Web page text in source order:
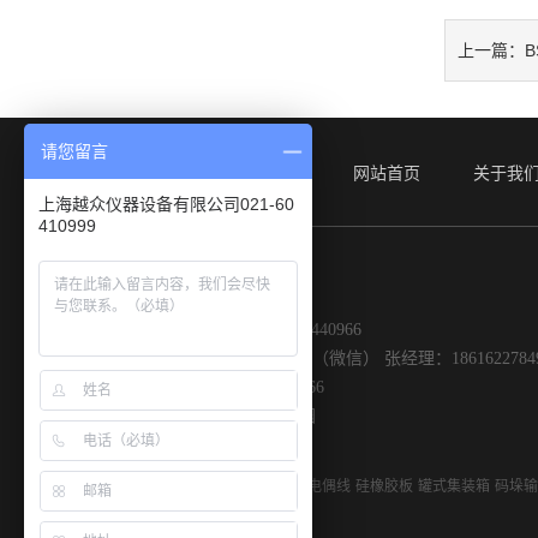
上一篇：
网站首页 关于我
联系我们
销售电话：86+021-60410999 61440966
联系人：付经理：15000209979 （微信） 张经理：
传真：86-021-61448399/61440966
地址：上海市嘉定区黄渡工业园
K型热电偶线 硅橡胶板 罐式集装箱 码垛
请您留言
上海越众仪器设备有限公司021-60
410999